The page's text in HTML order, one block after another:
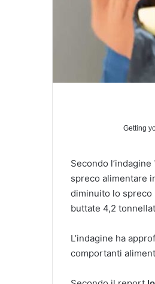
Getting
Secondo l’indagine
spreco alimentare
diminuito lo spreco
buttate 4,2
L’indagine ha
comportanti